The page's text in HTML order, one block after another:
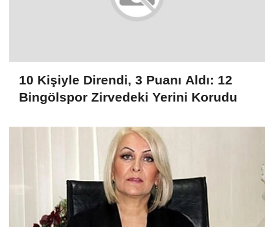
10 Kişiyle Direndi, 3 Puanı Aldı: 12
Bingölspor Zirvedeki Yerini Korudu